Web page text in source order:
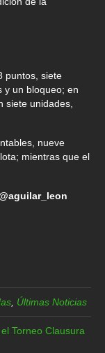
puntos, siete
y un bloqueo; en
siete unidades,
nueve
mientras que el
Últimas Noticias
Torneo Clausura